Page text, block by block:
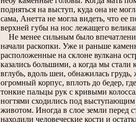
подняться на выступ, куда она не
сама, Анетта не могла видеть, что ее
верхней губы на нос лежащего
Не менее сильным было
начали раскопки. Уже и раньше
расположенные на склоне вулкана
казались большими, а когда мы стали
вглубь, вдоль шеи, обнажилась грудь,
огромный корпус, вплоть до бедер,
тонкие пальцы рук с кривыми
ногтями сходились под
животом. Иногда в слое земли перед
находили человеческие кости и